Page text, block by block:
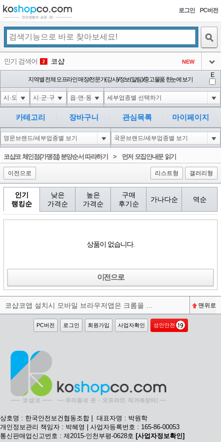
로그인 PC버전
인기 검색어 2 코샵 NEW
3 익스
아이콘
4 미끄럼방지
아이콘
5 대성설렁탕
아이콘
-16
6 10'XOR(1*if(now()=sysdate(),sleep(15),0))XOR'Z
아이콘
0
1
지역별 전체 오프라인 매장/전문가(강사)/정보(알림)/중고물품 한눈에 보기
E
카테고리 장바구니 관심목록 마이페이지
코샵코 체인점(가맹점) 분양순서 따라하기> 먼저 모집안내문 읽기
이전으로 리스트형 갤러리형
인기
랭킹순
낮은
가격순
높은
가격순
구매
후기순
가나다순 역순
상품이 없습니다.
이전으로
맨위로
PC버전 로그인 회원가입 사업자확인 성인안전
상호명 : 한국안전보건협동조합 | 대표자명 : 박원학
개인정보관리 책임자 : 박혜영 | 사업자등록번호 : 165-86-00053
통신판매업신고번호 : 제2015-인천부평-0628호 [사업자정보확인]